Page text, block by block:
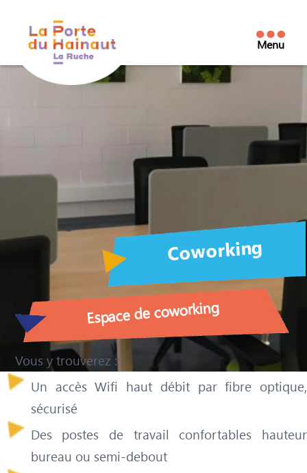
Menu
Espace de coworking
Coworking
Vous y trouverez :
Un accès Wifi haut débit par fibre optique,
sécurisé
Des postes de travail confortables hauteur
bureau ou semi-debout